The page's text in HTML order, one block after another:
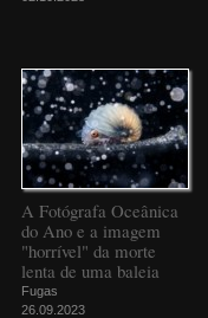
A Fotógrafa Oceânica
do Ano e a imagem
"horrível" da morte
lenta de uma baleia
Fugas
26.09.2023